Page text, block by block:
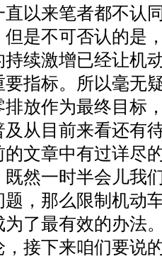
直以来笔者都不认
但是不可否认的是
持续激增已经让机
要指标。所以毫无
排放作为最终目标
及从目前来看还有
的文章中有过详尽
既然一时半会儿我
题，那么限制机动
为了最有效的办法
，接下来咱们要说